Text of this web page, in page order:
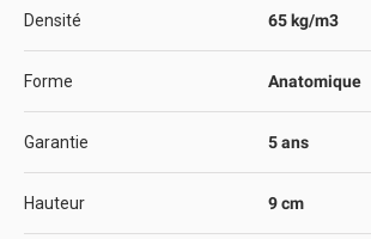
Densité 65 kg/m3
Forme Anatomique
Garantie 5 ans
Hauteur 9 cm